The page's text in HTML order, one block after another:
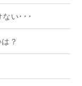
い･･･
？